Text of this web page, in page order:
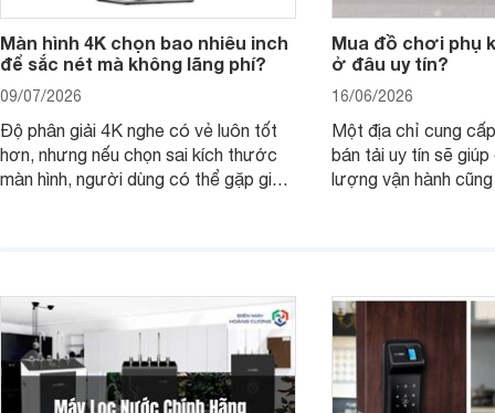
Màn hình 4K chọn bao nhiêu inch
để sắc nét mà không lãng phí?
09/07/2026
Độ phân giải 4K nghe có vẻ luôn tốt
hơn, nhưng nếu chọn sai kích thước
màn hình, người dùng có thể gặp giao
Mua đồ chơi phụ
ở đâu uy tín?
16/06/2026
Một địa chỉ cung
bán tải uy tín sẽ
lượng vận hành